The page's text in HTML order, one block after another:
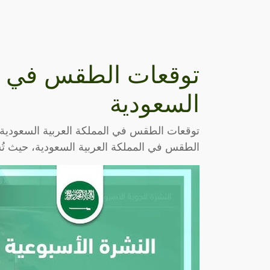
توقعات الطقس في
السعودية
توقعات الطقس في المملكة العربية
الطقس في المملكة العربية السعودية، حيث